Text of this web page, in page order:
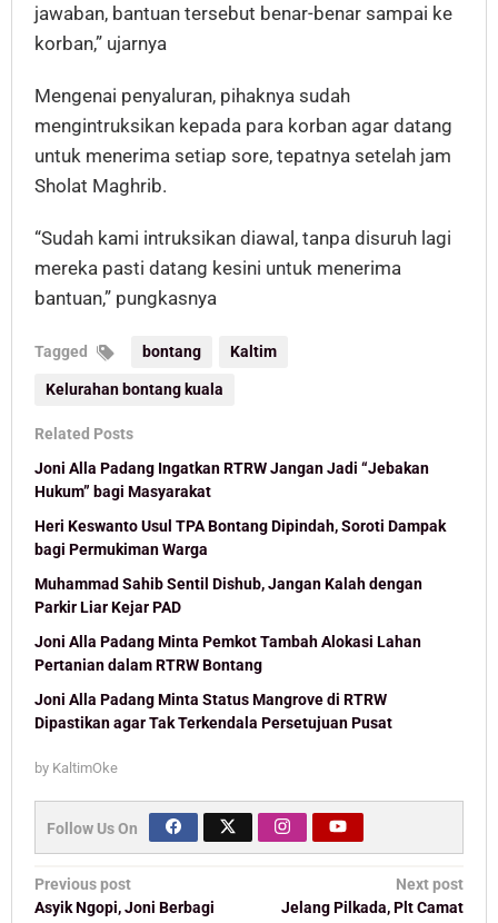
jawaban, bantuan tersebut benar-benar sampai ke
korban,” ujarnya
Mengenai penyaluran, pihaknya sudah
mengintruksikan kepada para korban agar datang
untuk menerima setiap sore, tepatnya setelah jam
Sholat Maghrib.
“Sudah kami intruksikan diawal, tanpa disuruh lagi
mereka pasti datang kesini untuk menerima
bantuan,” pungkasnya
Tagged bontang Kaltim
Kelurahan bontang kuala
Related Posts
Joni Alla Padang Ingatkan RTRW Jangan Jadi “Jebakan
Hukum” bagi Masyarakat
Heri Keswanto Usul TPA Bontang Dipindah, Soroti Dampak
bagi Permukiman Warga
Muhammad Sahib Sentil Dishub, Jangan Kalah dengan
Parkir Liar Kejar PAD
Joni Alla Padang Minta Pemkot Tambah Alokasi Lahan
Pertanian dalam RTRW Bontang
Joni Alla Padang Minta Status Mangrove di RTRW
Dipastikan agar Tak Terkendala Persetujuan Pusat
by KaltimOke
Follow Us On
Post
Previous post
Asyik Ngopi, Joni Berbagi
Next post
Jelang Pilkada, Plt Camat